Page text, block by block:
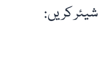
شیئر کریں: